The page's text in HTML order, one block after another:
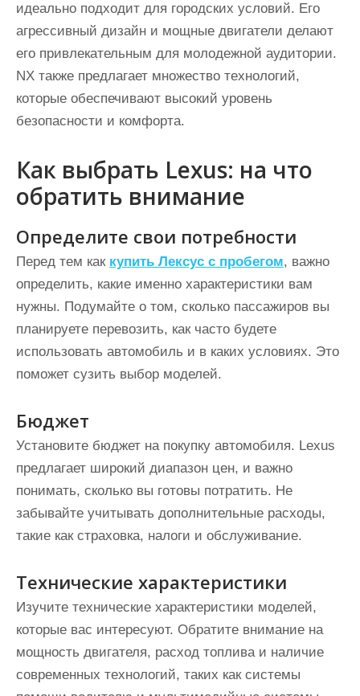
идеально подходит для городских условий. Его
агрессивный дизайн и мощные двигатели делают
его привлекательным для молодежной аудитории.
NX также предлагает множество технологий,
которые обеспечивают высокий уровень
безопасности и комфорта.
Как выбрать Lexus: на что
обратить внимание
Определите свои потребности
Перед тем как купить Лексус с пробегом, важно
определить, какие именно характеристики вам
нужны. Подумайте о том, сколько пассажиров вы
планируете перевозить, как часто будете
использовать автомобиль и в каких условиях. Это
поможет сузить выбор моделей.
Бюджет
Установите бюджет на покупку автомобиля. Lexus
предлагает широкий диапазон цен, и важно
понимать, сколько вы готовы потратить. Не
забывайте учитывать дополнительные расходы,
такие как страховка, налоги и обслуживание.
Технические характеристики
Изучите технические характеристики моделей,
которые вас интересуют. Обратите внимание на
мощность двигателя, расход топлива и наличие
современных технологий, таких как системы